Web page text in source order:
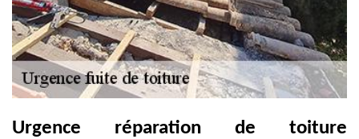
Urgence réparation de toiture